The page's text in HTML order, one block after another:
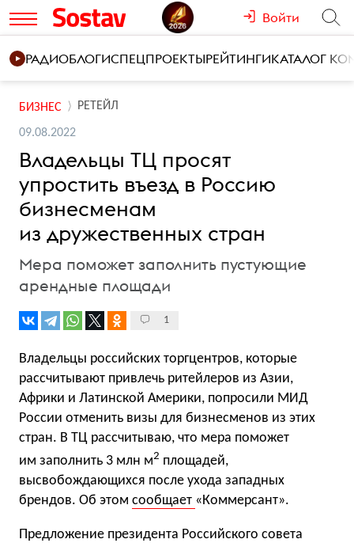
Войти
РАДИОБЛОГИСПЕЦПРОЕКТЫРЕЙТИНГИКАТАЛОГ
БИЗНЕС РЕТЕЙЛ
09.08.2022
Владельцы ТЦ просят
упростить въезд в Россию
бизнесменам
из дружественных стран
Мера поможет заполнить пустующие
арендные площади
1
Владельцы российских торгцентров, которые
рассчитывают привлечь ритейлеров из Азии,
Африки и Латинской Америки, попросили МИД
России отменить визы для бизнесменов из этих
стран. В ТЦ рассчитываю, что мера поможет
им заполнить 3 млн м2 площадей,
высвобождающихся после ухода западных
брендов. Об этом сообщает «Коммерсант».
Предложение президента Российского совета